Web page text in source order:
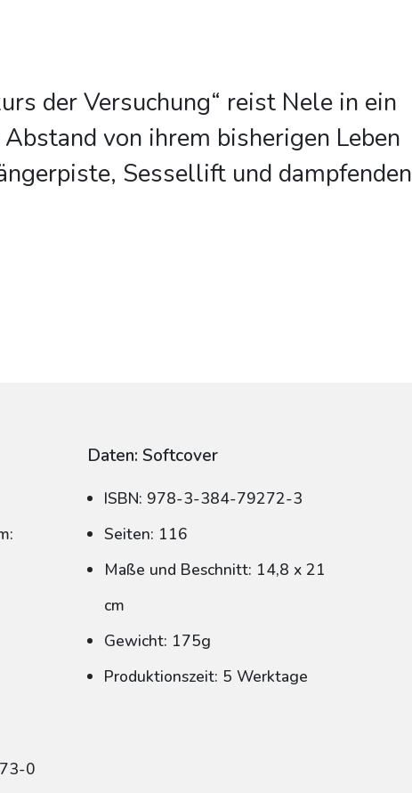
der Versuchung“ reist Nele in ein
von ihrem bisherigen Leben
Sessellift und dampfenden
Daten: Softcover
ISBN: 978-3-384-79272-3
Seiten: 116
Maße und Beschnitt: 14,8 x 21
cm
Gewicht: 175g
Produktionszeit: 5 Werktage
0